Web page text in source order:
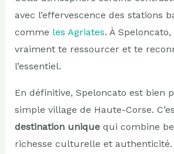
avec l’effervescence des stations
comme les Agriates. À
vraiment te ressourcer et te
l’essentiel.
En définitive, Speloncato est bien
simple village de Haute-Corse.
destination uniquequi combine
richesse culturelle et